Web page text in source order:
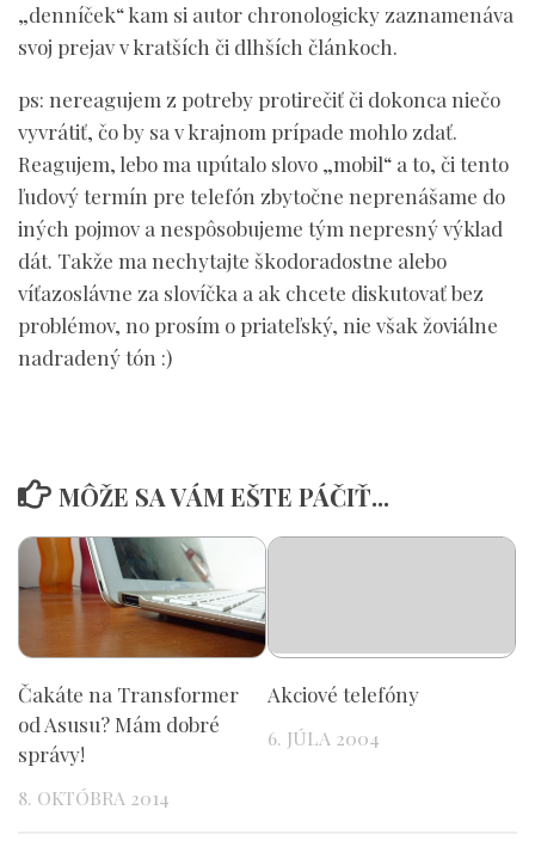
„denníček“ kam si autor chronologicky zaznamenáva
svoj prejav v kratších či dlhších článkoch.
ps: nereagujem z potreby protirečiť či dokonca niečo
vyvrátiť, čo by sa v krajnom prípade mohlo zdať.
Reagujem, lebo ma upútalo slovo „mobil“ a to, či tento
ľudový termín pre telefón zbytočne neprenášame do
iných pojmov a nespôsobujeme tým nepresný výklad
dát. Takže ma nechytajte škodoradostne alebo
víťazoslávne za slovíčka a ak chcete diskutovať bez
problémov, no prosím o priateľský, nie však žoviálne
nadradený tón :)
MÔŽE SA VÁM EŠTE PÁČIŤ...
Čakáte na Transformer
od Asusu? Mám dobré
správy!
8. OKTÓBRA 2014
Akciové telefóny
6. JÚLA 2004